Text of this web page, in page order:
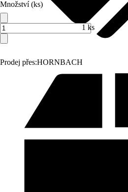
Prodej přes:HORNBACH
Množství (ks)
1 ks